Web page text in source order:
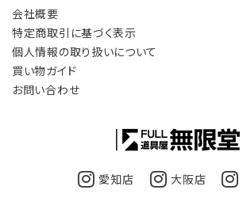
会社概要
特定商取引に基づく表示
個人情報の取り扱いについて
買い物ガイド
お問い合わせ
愛知店 大阪店